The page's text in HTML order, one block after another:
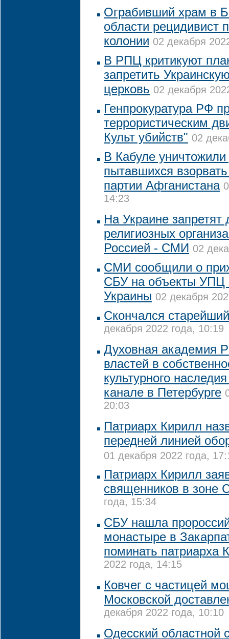
Ограбивший храм в
области рецидивист
колонии 02 декабря
В РПЦ критикуют
запретить
церковь 02 декабря
Генпрокуратура РФ
террористическим
Культ убийств" 02
В Кабуле уничтожили
пытавшихся
партии Афганистана
14:23
На Украине запретят
религиозных
Россией - СМИ 02
СМИ сообщили о
СБУ на объекты УПЦ
Украины 02 декабря
Скончался
декабря 2022 года, 10:19
Духовная академия
властей в
культурного
канале в Петербурге
20:03
Патриарх Кирилл
передней линией
01 декабря 2022 года,
Патриарх Кирилл
священников в зоне
года, 15:34
CБУ нашла
монастыре в
поминать патриарха
2022 года, 14:15
Ковчег с частицей
Московской
декабря 2022 года, 10:10
Одесский областной